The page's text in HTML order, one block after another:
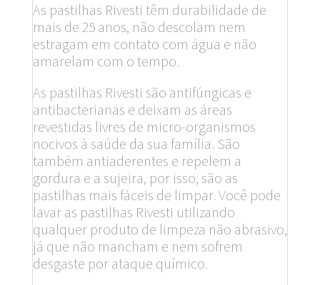
As pastilhas Rivesti têm durabilidade de
mais de 25 anos, não descolam nem
estragam em contato com água e não
amarelam com o tempo.
As pastilhas Rivesti são antifúngicas e
antibacterianas e deixam as áreas
revestidas livres de micro-organismos
nocivos à saúde da sua família. São
também antiaderentes e repelem a
gordura e a sujeira, por isso, são as
pastilhas mais fáceis de limpar. Você pode
lavar as pastilhas Rivesti utilizando
qualquer produto de limpeza não abrasivo,
já que não mancham e nem sofrem
desgaste por ataque químico.